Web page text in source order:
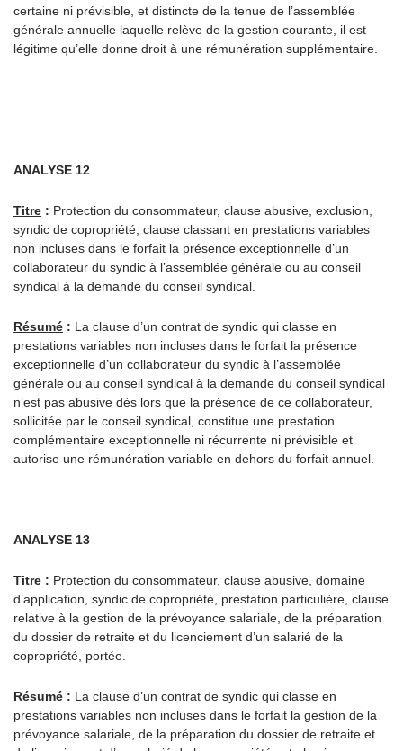
certaine ni prévisible, et distincte de la tenue de l’assemblée
générale annuelle laquelle relève de la gestion courante, il est
légitime qu’elle donne droit à une rémunération supplémentaire.
ANALYSE 12
Titre : Protection du consommateur, clause abusive, exclusion,
syndic de copropriété, clause classant en prestations variables
non incluses dans le forfait la présence exceptionnelle d’un
collaborateur du syndic à l’assemblée générale ou au conseil
syndical à la demande du conseil syndical.
Résumé : La clause d’un contrat de syndic qui classe en
prestations variables non incluses dans le forfait la présence
exceptionnelle d’un collaborateur du syndic à l’assemblée
générale ou au conseil syndical à la demande du conseil syndical
n’est pas abusive dès lors que la présence de ce collaborateur,
sollicitée par le conseil syndical, constitue une prestation
complémentaire exceptionnelle ni récurrente ni prévisible et
autorise une rémunération variable en dehors du forfait annuel.
ANALYSE 13
Titre : Protection du consommateur, clause abusive, domaine
d’application, syndic de copropriété, prestation particulière, clause
relative à la gestion de la prévoyance salariale, de la préparation
du dossier de retraite et du licenciement d’un salarié de la
copropriété, portée.
Résumé : La clause d’un contrat de syndic qui classe en
prestations variables non incluses dans le forfait la gestion de la
prévoyance salariale, de la préparation du dossier de retraite et